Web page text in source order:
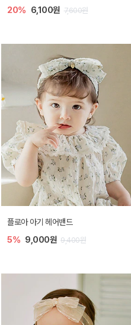
20% 6,100원 7,600원
플로아 아기 헤어밴드
5% 9,000원 9,400원